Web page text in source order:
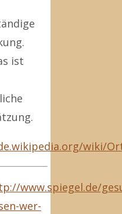
ist
wiki/
www.spiegel.de/
wer-